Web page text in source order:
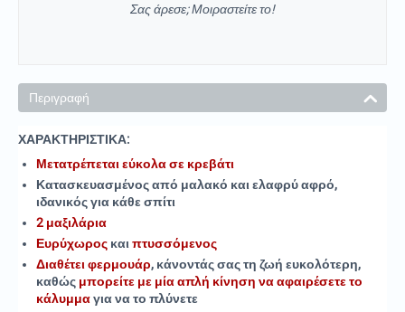
Σας άρεσε; Μοιραστείτε το!
Περιγραφή
ΧΑΡΑΚΤΗΡΙΣΤΙΚΑ:
Μετατρέπεται εύκολα σε κρεβάτι
Κατασκευασμένος από μαλακό και ελαφρύ αφρό,
ιδανικός για κάθε σπίτι
2 μαξιλάρια
Ευρύχωρος και πτυσσόμενος
Διαθέτει φερμουάρ, κάνοντάς σας τη ζωή ευκολότερη,
καθώς μπορείτε με μία απλή κίνηση να αφαιρέσετε το
κάλυμμαγια να το πλύνετε